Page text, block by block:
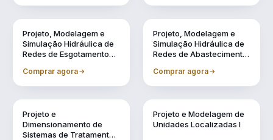
Projeto, Modelagem e
Simulação Hidráulica de
Redes de Esgotamento
Comprar agora
Projeto, Modelagem e
Simulação Hidráulica de
Redes de Abastecimento
Comprar agora
Projeto e
Dimensionamento de
Sistemas de Tratamento
Projeto e Modelagem de
Unidades Localizadas I